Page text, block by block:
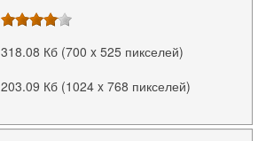
318.08 Кб (700 x 525 пикселей)
203.09 Кб (1024 x 768 пикселей)